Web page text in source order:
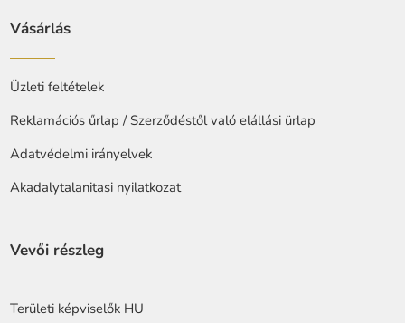
Vásárlás
Üzleti feltételek
Reklamációs űrlap / Szerződéstől való elállási ürlap
Adatvédelmi irányelvek
Akadalytalanitasi nyilatkozat
Vevői részleg
Területi képviselők HU